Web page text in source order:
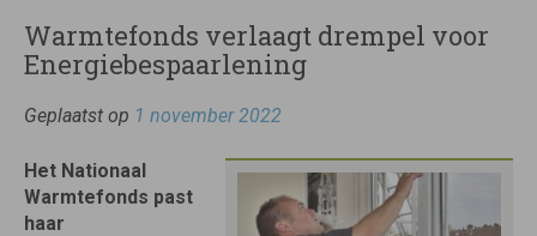
Warmtefonds verlaagt drempel voor
Energiebespaarlening
Geplaatst op 1 november 2022
Het Nationaal
Warmtefonds past
haar